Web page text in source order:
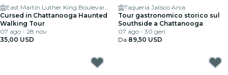
East Martin Luther King Boulevard & Market Street
Cursed in Chattanooga Haunted
Walking Tour
07 ago - 28 nov
35,00 USD
Taqueria Jalisco Ania
Tour gastronomico storico sul
Southside a Chattanooga
07 ago - 30 gen
Da 89,50 USD